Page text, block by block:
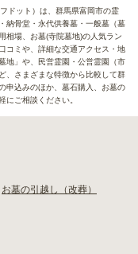
ドット）は、群馬県富岡市の霊
納骨堂・永代供養墓・一般墓（墓
相場、お墓(寺院墓地)の人気ラン
コミや、詳細な交通アクセス・地
地」や、民営霊園・公営霊園（市
、さまざまな特徴から比較して群
申込みのほか、墓石購入、お墓の
にご相談ください。
お墓の引越し（改葬）